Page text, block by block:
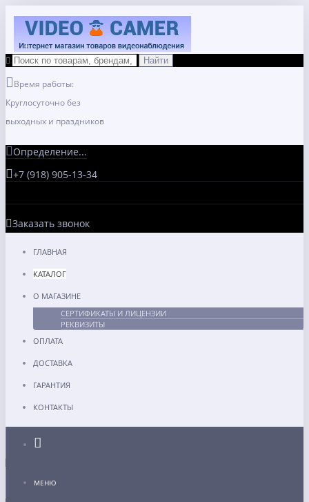
Время работы:
Круглосуточно без
выходных и праздников
Определение...
+7 (918) 905-13-34
Заказать звонок
ГЛАВНАЯ
КАТАЛОГ
О МАГАЗИНЕ
СЕРТИФИКАТЫ И ЛИЦЕНЗИИ
РЕКВИЗИТЫ
ОПЛАТА
ДОСТАВКА
ГАРАНТИЯ
КОНТАКТЫ
МЕНЮ